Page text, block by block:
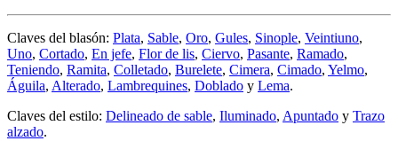
Claves del blasón: Plata, Sable, Oro, Gules, Sinople, Veintiuno,
Uno, Cortado, En jefe, Flor de lis, Ciervo, Pasante, Ramado,
Teniendo, Ramita, Colletado, Burelete, Cimera, Cimado, Yelmo,
Águila, Alterado, Lambrequines, Doblado y Lema.
Claves del estilo: Delineado de sable, Iluminado, Apuntado y Trazo
alzado.